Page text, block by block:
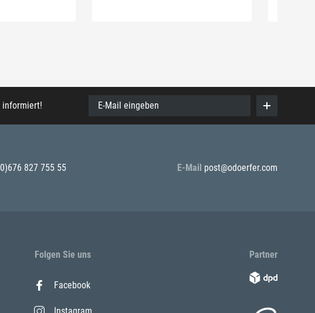
informiert! E-Mail eingeben
827 755 55 E-Mail post@odoerfer.com
Folgen Sie uns
Facebook
Partner